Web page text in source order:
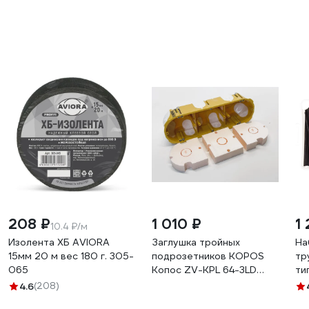
208 ₽10.4 ₽/м
Изолента ХБ AVIORA
15мм 20 м вес 180 г. 305-
065
4.6(208)
1 010 ₽
Заглушка тройных
подрозетников KOPOS
Копос ZV-KPL 64-3LD
1